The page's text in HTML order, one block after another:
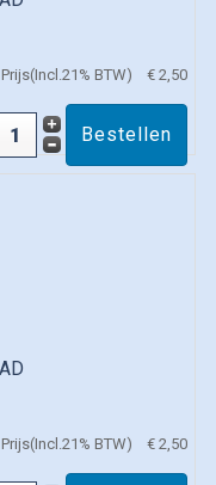
Prijs(Incl.21% BTW) € 2,50
Prijs(Incl.21% BTW) € 2,50